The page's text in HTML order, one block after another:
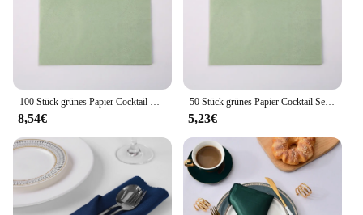
100 Stück grünes Papier Cocktail Servietten Einweg 3-lagiges Getränk geprägt Hochzeit weich für Geburtstag Dinner Party Braut dusche
8,54€
50 Stück grünes Papier Cocktail Servietten Einweg 3-lagiges Getränk geprägt Hochzeit weich für Geburtstag Dinner Party Braut dusche
5,23€